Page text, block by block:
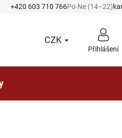
+420 603 710 766Po-Ne (14–22)
CZK
Přihlášení